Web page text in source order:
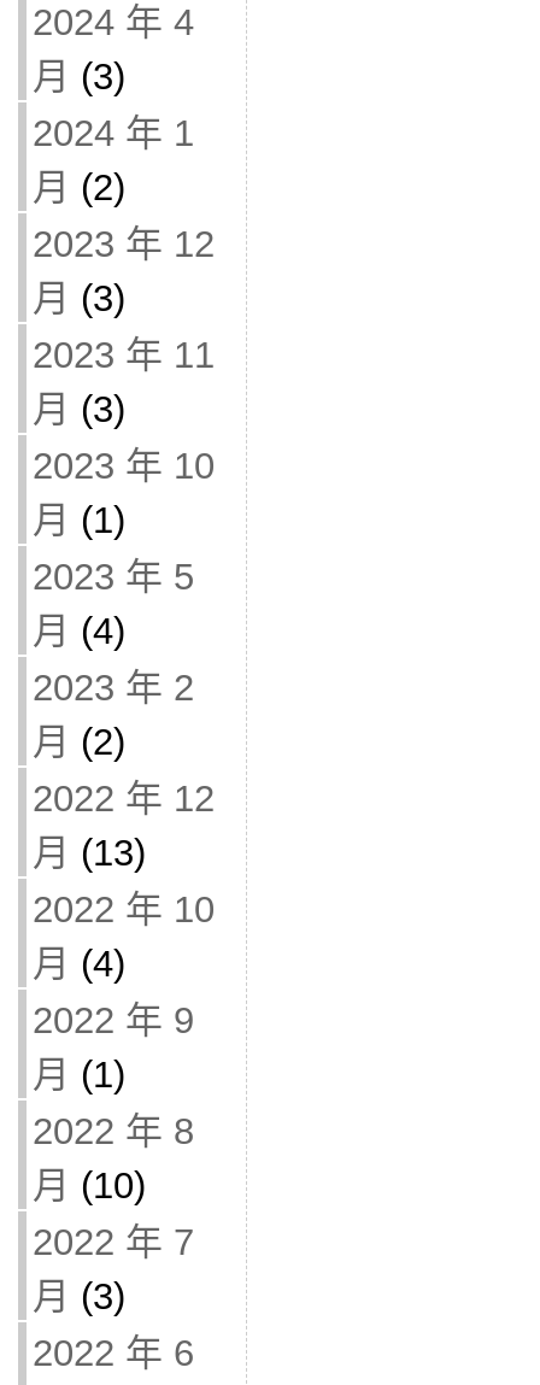
2024 年 4
月 (3)
2024 年 1
月 (2)
2023 年 12
月 (3)
2023 年 11
月 (3)
2023 年 10
月 (1)
2023 年 5
月 (4)
2023 年 2
月 (2)
2022 年 12
月 (13)
2022 年 10
月 (4)
2022 年 9
月 (1)
2022 年 8
月 (10)
2022 年 7
月 (3)
2022 年 6